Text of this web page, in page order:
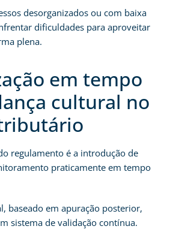
desorganizados ou com baixa
dificuldades para aproveitar
plena.
em tempo
cultural no
regulamento é a introdução de
praticamente em tempo
baseado em apuração posterior,
sistema de validação contínua.